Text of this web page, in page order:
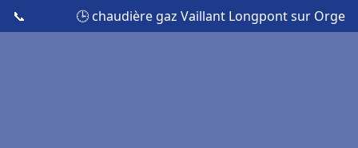
📞 🕒 chaudière gaz Vaillant Longpont sur Orge